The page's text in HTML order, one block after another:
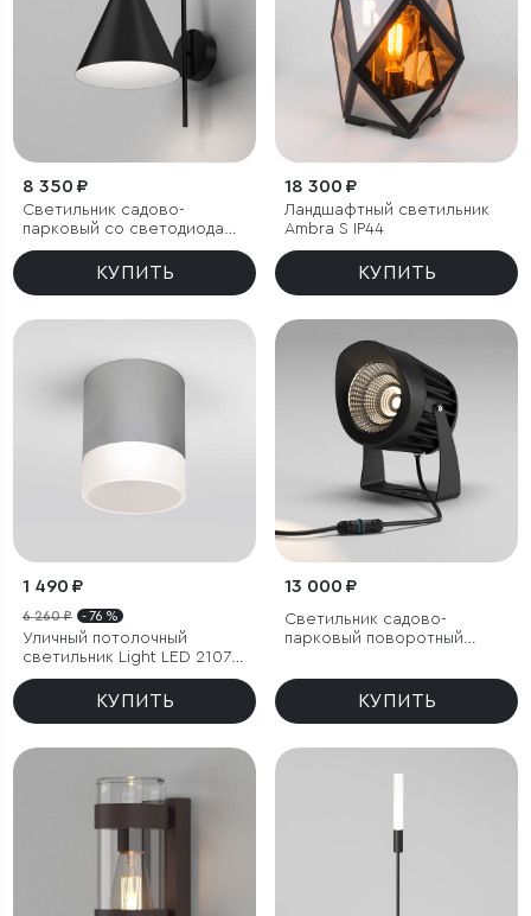
8 350 ₽
Светильник садово-
парковый со светодиодами
Bevel
КУПИТЬ
18 300 ₽
Ландшафтный светильник
Ambra S IP44
КУПИТЬ
1 490 ₽
6 260 ₽ - 76 %
Уличный потолочный
светильник Light LED 2107
IP54
КУПИТЬ
13 000 ₽
Светильник садово-
парковый поворотный
КУПИТЬ